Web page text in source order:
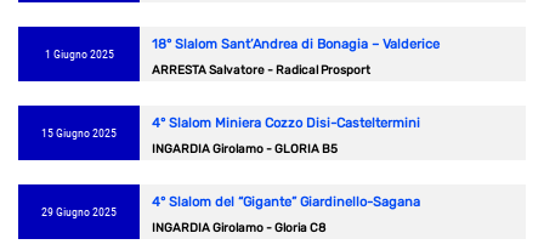
1 Giugno 2025
18° Slalom Sant’Andrea di Bonagia – Valderice
ARRESTA Salvatore - Radical Prosport
15 Giugno 2025
4° Slalom Miniera Cozzo Disi-Casteltermini
INGARDIA Girolamo - GLORIA B5
29 Giugno 2025
4° Slalom del “Gigante” Giardinello-Sagana
INGARDIA Girolamo - Gloria C8